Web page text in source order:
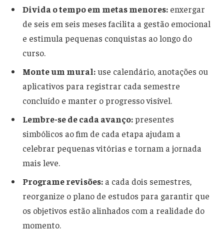
Divida o tempo em metas menores: enxergar
de seis em seis meses facilita a gestão emocional
e estimula pequenas conquistas ao longo do
curso.
Monte um mural:use calendário, anotações ou
aplicativos para registrar cada semestre
concluído e manter o progresso visível.
Lembre-se de cada avanço:presentes
simbólicos ao fim de cada etapa ajudam a
celebrar pequenas vitórias e tornam a jornada
mais leve.
Programe revisões: a cada dois semestres,
reorganize o plano de estudos para garantir que
os objetivos estão alinhados com a realidade do
momento.